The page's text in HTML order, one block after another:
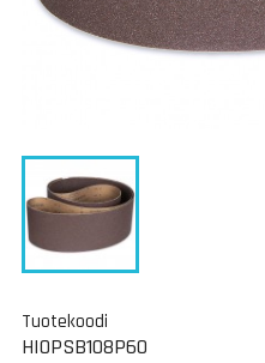
Tuotekoodi
HIOPSB108P60